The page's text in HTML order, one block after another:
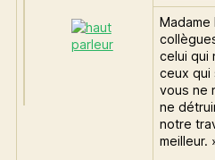
celui qui
ceux qui
vous ne
ne
notre
meilleur.